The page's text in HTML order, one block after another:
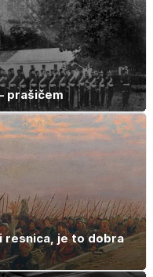
prašičem
resnica, je to dobra